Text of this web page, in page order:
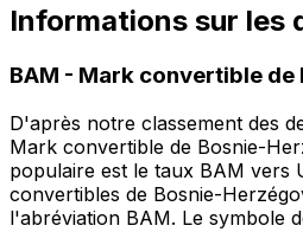
Informations sur les
BAM - Mark convertible de
D'après notre classement des
Mark convertible de Bosnie-
populaire est le taux BAM vers
convertibles de Bosnie-
l'abréviation BAM. Le symbole